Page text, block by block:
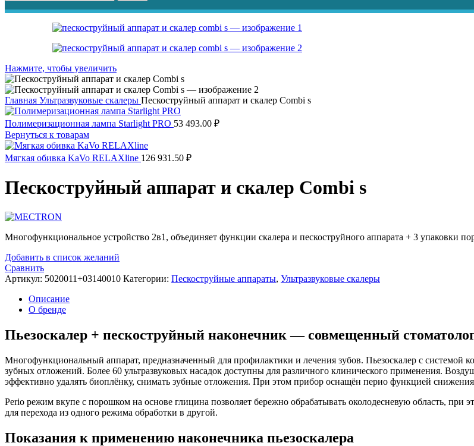
Нажмите, чтобы увеличить
Главная Ультразвуковые скалеры Пескоструйный аппарат и скалер Combi s
Полимеризационная лампа Starlight PRO 53 493.00 ₽
Вернуться к товарам
Мягкая обивка KaVo RELAXline 126 931.50 ₽
Пескоструйный аппарат и скалер Combi s
Многофункциональное устройство 2в1, объединяет функции скалера и пескоструйного аппарата + 3 упаковки
Добавить в список желаний
Сравнить
Артикул: 5020011+03140010 Категории: Пескоструйные аппараты, Ультразвуковые скалеры
Описание
О бренде
Пьезоскалер + пескоструйный наконечник — совмещенный
Многофункциональный аппарат, предназначенный для профилактики и лечения зубов. Пьезоскалер с системой
зубных отложений. Более 60 ультразвуковых насадок доступны для различного клинического применения.
эффективно удалять биоплёнку, снимать зубные отложения. При этом прибор оснащён перио функцией
Perio режим вкупе с порошком на основе глицина позволяет бережно обрабатывать околодесневую область, при
для перехода из одного режима обработки в другой.
Показания к применению наконечника пьезоскалера